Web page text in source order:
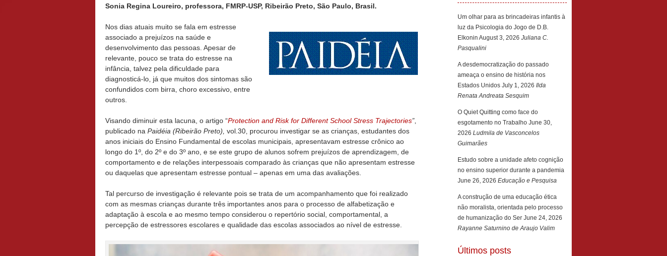
Sonia Regina Loureiro, professora, FMRP-USP, Ribeirão Preto, São Paulo, Brasil.
Nos dias atuais muito se fala em estresse
associado a prejuízos na saúde e
desenvolvimento das pessoas. Apesar de
relevante, pouco se trata do estresse na
infância, talvez pela dificuldade para
diagnosticá-lo, já que muitos dos sintomas são
confundidos com birra, choro excessivo, entre
outros.
Visando diminuir esta lacuna, o artigo “Protection and Risk for Different School Stress Trajectories”
publicado na Paidéia (Ribeirão Preto), vol.30, procurou investigar se as crianças, estudantes dos
anos iniciais do Ensino Fundamental de escolas municipais, apresentavam estresse crônico ao
longo do 1º, do 2º e do 3º ano, e se este grupo de alunos sofrem prejuízos de aprendizagem, de
comportamento e de relações interpessoais comparado às crianças que não apresentam estresse
ou daquelas que apresentam estresse pontual – apenas em uma das avaliações.
Tal percurso de investigação é relevante pois se trata de um acompanhamento que foi realizado
com as mesmas crianças durante três importantes anos para o processo de alfabetização e
adaptação à escola e ao mesmo tempo considerou o repertório social, comportamental, a
percepção de estressores escolares e qualidade das escolas associados ao nível de estresse.
Um olhar para as brincadeiras infantis à
luz da Psicologia do Jogo de D.B.
Elkonin August 3, 2026 Juliana C.
Pasqualini
A desdemocratização do passado
ameaça o ensino de história nos
Estados Unidos July 1, 2026 Ilda
Renata Andreata Sesquim
O Quiet Quitting como face do
esgotamento no Trabalho June 30,
2026 Ludmila de Vasconcelos
Guimarães
Estudo sobre a unidade afeto cognição
no ensino superior durante a pandemia
June 26, 2026 Educação e Pesquisa
A construção de uma educação ética
não moralista, orientada pelo processo
de humanização do Ser June 24, 2026
Rayanne Saturnino de Araujo Valim
Últimos posts